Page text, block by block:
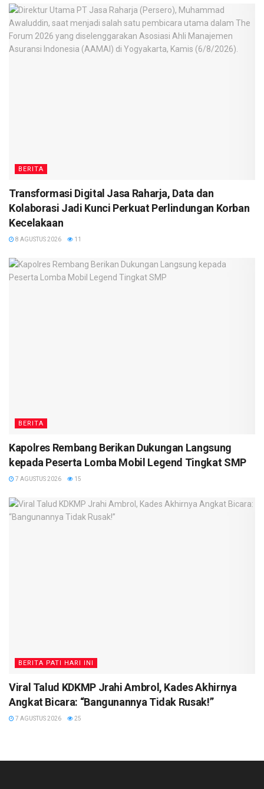
BERITA
Transformasi Digital Jasa Raharja, Data dan
Kolaborasi Jadi Kunci Perkuat Perlindungan Korban
Kecelakaan
8 AGUSTUS 2026 11
BERITA
Kapolres Rembang Berikan Dukungan Langsung
kepada Peserta Lomba Mobil Legend Tingkat SMP
7 AGUSTUS 2026 15
BERITA PATI HARI INI
Viral Talud KDKMP Jrahi Ambrol, Kades Akhirnya
Angkat Bicara: “Bangunannya Tidak Rusak!”
7 AGUSTUS 2026 25